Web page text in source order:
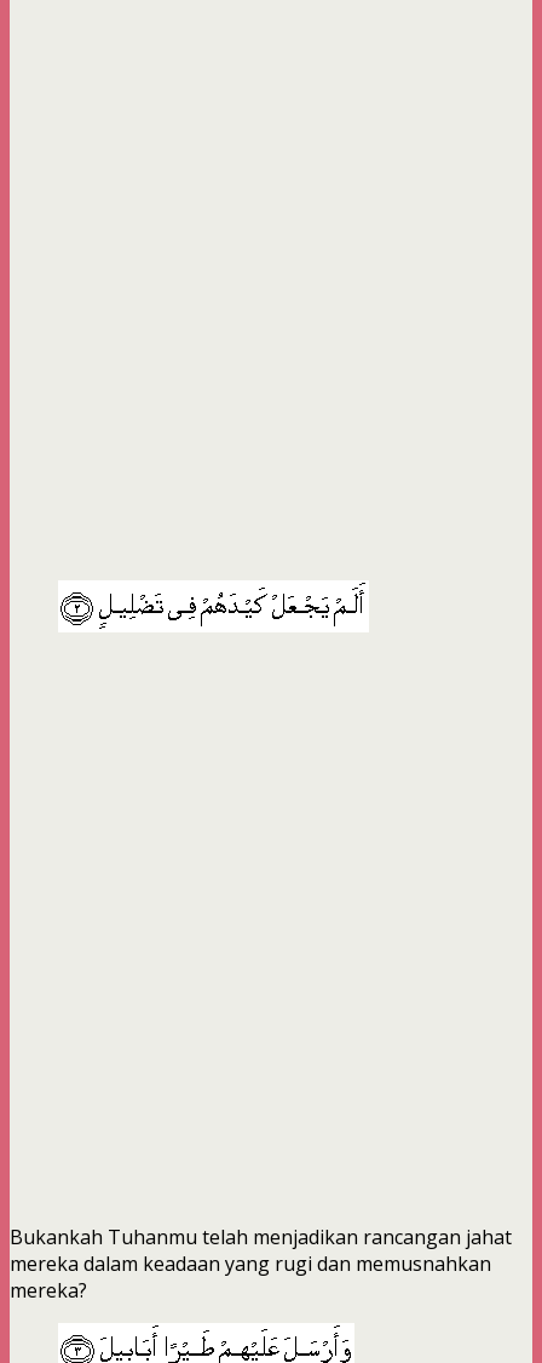
Bukankah Tuhanmu telah menjadikan rancangan jahat
mereka dalam keadaan yang rugi dan memusnahkan
mereka?